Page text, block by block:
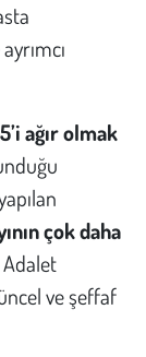
ağır olmak
çok daha
ve şeffaf